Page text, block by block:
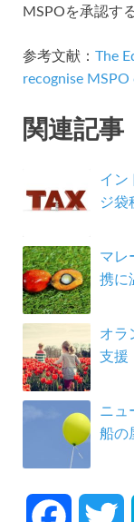
MSPOを承認す
参考文献： The
recognise MSPO
関連記事
イン
ジ袋
マレ
携に
オラ
支援
ニュ
船の